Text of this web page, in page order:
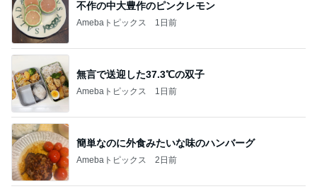
不作の中大豊作のピンクレモン
Amebaトピックス 1日前
無言で送迎した37.3℃の双子
Amebaトピックス 1日前
簡単なのに外食みたいな味のハンバーグ
Amebaトピックス 2日前